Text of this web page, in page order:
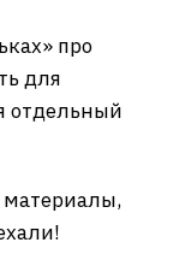
про
для
отдельный